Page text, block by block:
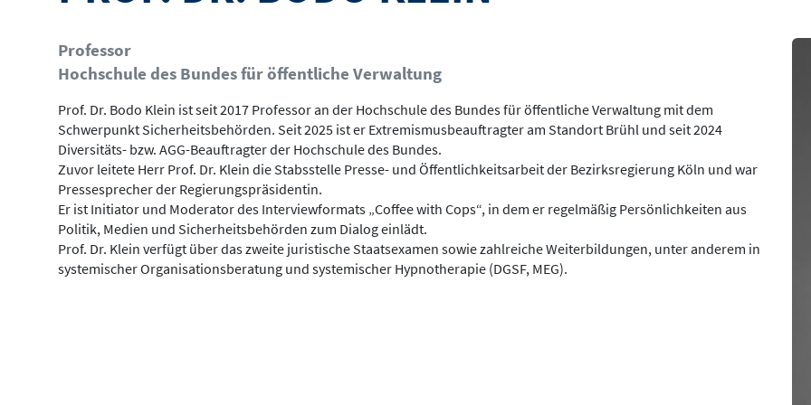
Professor
Hochschule des Bundes für öffentliche Verwaltung
Prof. Dr. Bodo Klein ist seit 2017 Professor an der Hochschule des Bundes für öffentliche Verwaltung mit dem
Schwerpunkt Sicherheitsbehörden. Seit 2025 ist er Extremismusbeauftragter am Standort Brühl und seit 2024
Diversitäts- bzw. AGG-Beauftragter der Hochschule des Bundes.
Zuvor leitete Herr Prof. Dr. Klein die Stabsstelle Presse- und Öffentlichkeitsarbeit der Bezirksregierung Köln und war
Pressesprecher der Regierungspräsidentin.
Er ist Initiator und Moderator des Interviewformats „Coffee with Cops“, in dem er regelmäßig Persönlichkeiten aus
Politik, Medien und Sicherheitsbehörden zum Dialog einlädt.
Prof. Dr. Klein verfügt über das zweite juristische Staatsexamen sowie zahlreiche Weiterbildungen, unter anderem in
systemischer Organisationsberatung und systemischer Hypnotherapie (DGSF, MEG).